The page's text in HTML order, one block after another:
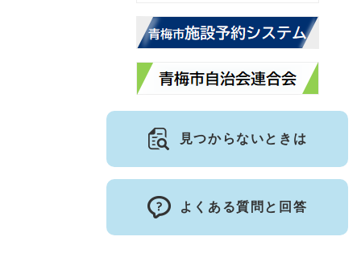
見つからないときは
よくある質問と回答